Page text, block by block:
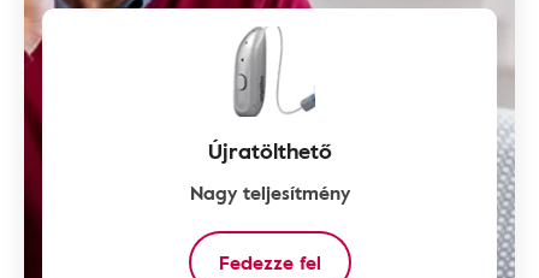
Újratölthető
Nagy teljesítmény
Fedezze fel